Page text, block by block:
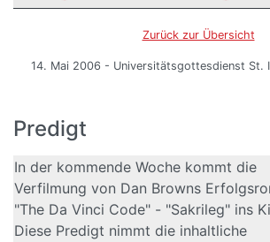
Zurück zur Übersicht
14. Mai 2006 - Universitätsgottesdienst St.
Predigt
In der kommende Woche kommt die
Verfilmung von Dan Browns
"The Da Vinci Code" - "Sakrileg" ins
Diese Predigt nimmt die inhaltliche